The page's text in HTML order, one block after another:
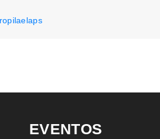
EVENTOS